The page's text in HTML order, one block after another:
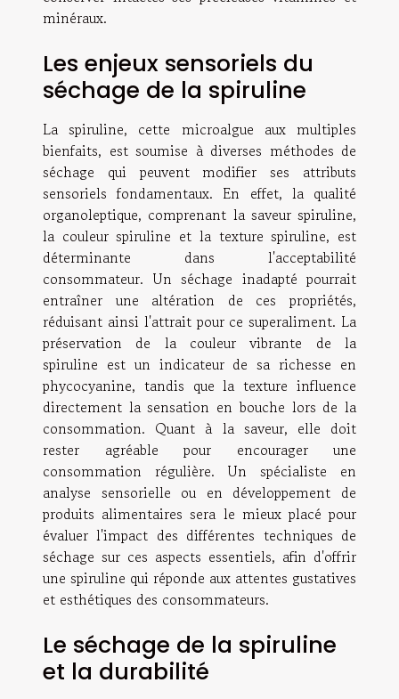
minéraux.
Les enjeux sensoriels du
séchage de la spiruline
La spiruline, cette microalgue aux multiples
bienfaits, est soumise à diverses méthodes de
séchage qui peuvent modifier ses attributs
sensoriels fondamentaux. En effet, la qualité
organoleptique, comprenant la saveur spiruline,
la couleur spiruline et la texture spiruline, est
déterminante dans l'acceptabilité
consommateur. Un séchage inadapté pourrait
entraîner une altération de ces propriétés,
réduisant ainsi l'attrait pour ce superaliment. La
préservation de la couleur vibrante de la
spiruline est un indicateur de sa richesse en
phycocyanine, tandis que la texture influence
directement la sensation en bouche lors de la
consommation. Quant à la saveur, elle doit
rester agréable pour encourager une
consommation régulière. Un spécialiste en
analyse sensorielle ou en développement de
produits alimentaires sera le mieux placé pour
évaluer l'impact des différentes techniques de
séchage sur ces aspects essentiels, afin d'offrir
une spiruline qui réponde aux attentes gustatives
et esthétiques des consommateurs.
Le séchage de la spiruline
et la durabilité